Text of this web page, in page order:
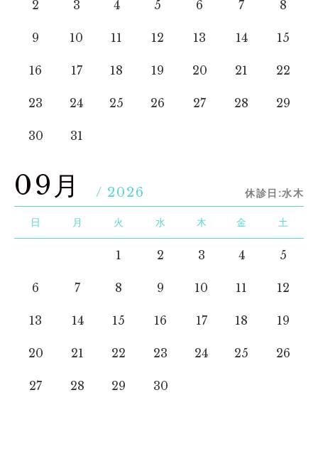
2 3 4 5 6 7 8
9 10 11 12 13 14 15
16 17 18 19 20 21 22
23 24 25 26 27 28 29
30 31
09月 / 2026 休診日:水木
日 月 火 水 木 金 土
1 2 3 4 5
6 7 8 9 10 11 12
13 14 15 16 17 18 19
20 21 22 23 24 25 26
27 28 29 30